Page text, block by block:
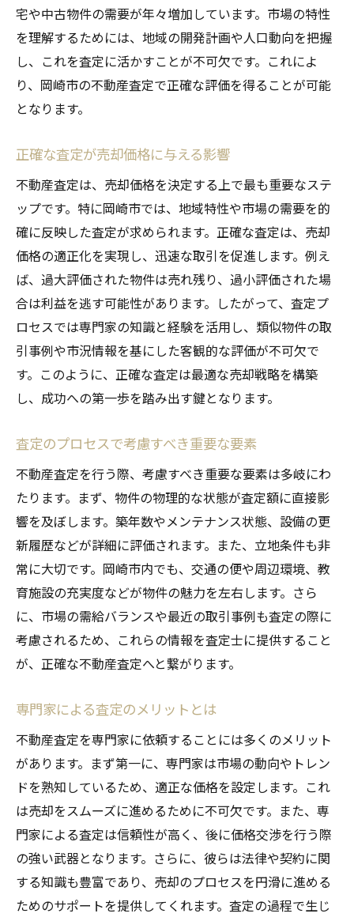
査定の結果をどう活かすか
効果的な価格設定のポイント
査定後のフォローアップが重要な理由
不動産査定の結果を活かして売却を成功させる
査定結果に基づく価格交渉のテクニック
売却戦略の見直しとその進め方
市場の動向に応じた柔軟な対応
買い手に魅力を伝えるための工夫
査定結果を活かした広告戦略
成功事例に学ぶ不動産売却
地域特性を活かした岡崎市の不動産売却戦略
岡崎市特有の住環境の魅力
地域イベントや施設を活用する方法
岡崎市内でのおすすめエリアとその特徴
地域コミュニティとの連携を図る
地域特性を反映したプロモーション戦略
スムーズな売却のための不動産査定準備ガイド
査定前に確認すべき物件の状態
必要書類の準備と整理
リフォームや修繕の検討ポイント
査定当日の流れとその対策
査定後のステップを計画する
売却に向けたチェックリストの作成
宅や中古物件の需要が年々増加しています。市場の特性
を理解するためには、地域の開発計画や人口動向を把握
し、これを査定に活かすことが不可欠です。これによ
り、岡崎市の不動産査定で正確な評価を得ることが可能
となります。
正確な査定が売却価格に与える影響
不動産査定は、売却価格を決定する上で最も重要なステ
ップです。特に岡崎市では、地域特性や市場の需要を的
確に反映した査定が求められます。正確な査定は、売却
価格の適正化を実現し、迅速な取引を促進します。例え
ば、過大評価された物件は売れ残り、過小評価された場
合は利益を逃す可能性があります。したがって、査定プ
ロセスでは専門家の知識と経験を活用し、類似物件の取
引事例や市況情報を基にした客観的な評価が不可欠で
す。このように、正確な査定は最適な売却戦略を構築
し、成功への第一歩を踏み出す鍵となります。
査定のプロセスで考慮すべき重要な要素
不動産査定を行う際、考慮すべき重要な要素は多岐にわ
たります。まず、物件の物理的な状態が査定額に直接影
響を及ぼします。築年数やメンテナンス状態、設備の更
新履歴などが詳細に評価されます。また、立地条件も非
常に大切です。岡崎市内でも、交通の便や周辺環境、教
育施設の充実度などが物件の魅力を左右します。さら
に、市場の需給バランスや最近の取引事例も査定の際に
考慮されるため、これらの情報を査定士に提供すること
が、正確な不動産査定へと繋がります。
専門家による査定のメリットとは
不動産査定を専門家に依頼することには多くのメリット
があります。まず第一に、専門家は市場の動向やトレン
ドを熟知しているため、適正な価格を設定します。これ
は売却をスムーズに進めるために不可欠です。また、専
門家による査定は信頼性が高く、後に価格交渉を行う際
の強い武器となります。さらに、彼らは法律や契約に関
する知識も豊富であり、売却のプロセスを円滑に進める
ためのサポートを提供してくれます。査定の過程で生じ